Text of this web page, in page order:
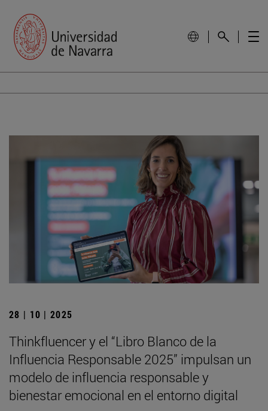
28 | 10 | 2025
Thinkfluencer y el “Libro Blanco de la
Influencia Responsable 2025” impulsan un
modelo de influencia responsable y
bienestar emocional en el entorno digital